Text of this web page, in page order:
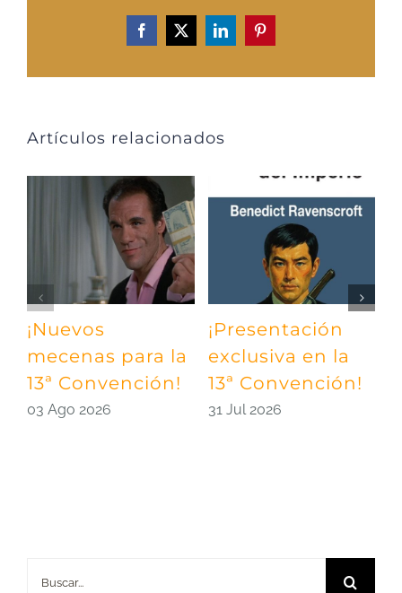
Facebook
X LinkedInPinterest
Artículos relacionados
¡Nuevos
mecenas para la
13ª Convención!
03 Ago 2026
¡Presentación
exclusiva en la
13ª Convención!
31 Jul 2026